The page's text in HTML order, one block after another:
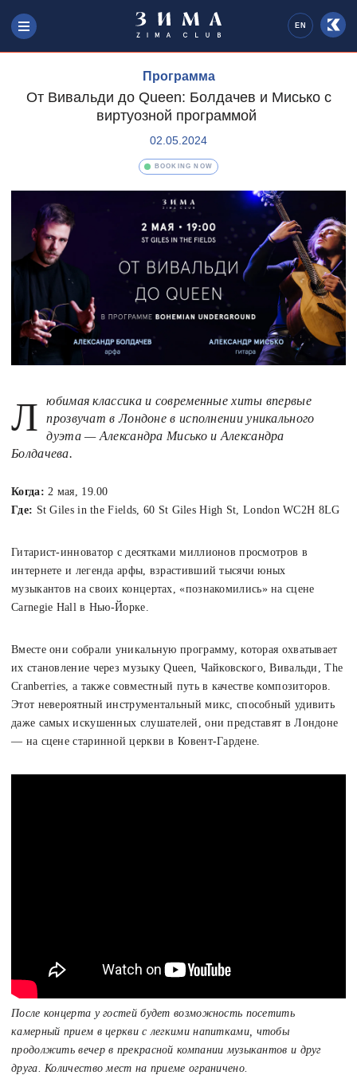
EN
Программа
От Вивальди до Queen: Болдачев и Мисько с
виртуозной программой
02.05.2024
BOOKING NOW
Любимая классика и современные хиты впервые
прозвучат в Лондоне в исполнении уникального
дуэта — Александра Мисько и Александра
Болдачева.
Когда: 2 мая, 19.00
Где: St Giles in the Fields, 60 St Giles High St, London WC2H 8LG
Гитарист-инноватор с десятками миллионов просмотров в
интернете и легенда арфы, взрастивший тысячи юных
музыкантов на своих концертах, «познакомились» на сцене
Carnegie Hall в Нью-Йорке.
Вместе они собрали уникальную программу, которая охватывает
их становление через музыку Queen, Чайковского, Вивальди, The
Cranberries, а также совместный путь в качестве композиторов.
Этот невероятный инструментальный микс, способный удивить
даже самых искушенных слушателей, они представят в Лондоне
— на сцене старинной церкви в Ковент-Гардене.
После концерта у гостей будет возможность посетить
камерный прием в церкви с легкими напитками, чтобы
продолжить вечер в прекрасной компании музыкантов и друг
друга. Количество мест на приеме ограничено.